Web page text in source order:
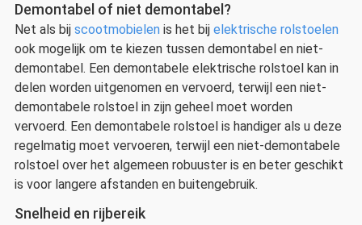
Demontabel of niet demontabel?
Net als bij scootmobielenis het bij elektrische rolstoelen
ook mogelijk om te kiezen tussen demontabel en niet-
demontabel. Een demontabele elektrische rolstoel kan in
delen worden uitgenomen en vervoerd, terwijl een niet-
demontabele rolstoel in zijn geheel moet worden
vervoerd. Een demontabele rolstoel is handiger als u deze
regelmatig moet vervoeren, terwijl een niet-demontabele
rolstoel over het algemeen robuuster is en beter geschikt
is voor langere afstanden en buitengebruik.
Snelheid en rijbereik